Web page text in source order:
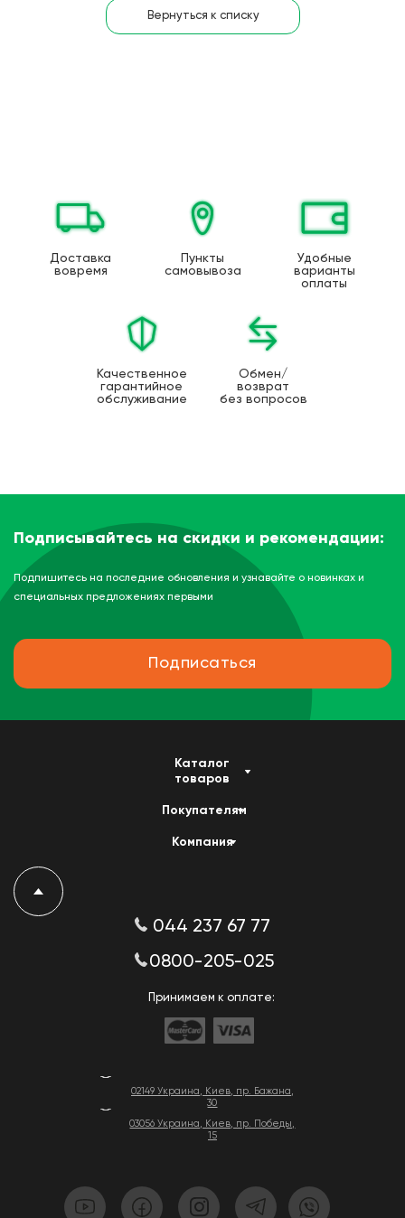
Вернуться к списку
Доставка
вовремя
Пункты
самовывоза
Удобные
варианты
оплаты
Качественное
гарантийное
обслуживание
Обмен/
возврат
без вопросов
Подписывайтесь на скидки и рекомендации:
Подпишитесь на последние обновления и узнавайте о новинках и
специальных предложениях первыми
Подписаться
02149 Украина, Киев, пр. Бажана,
30
03056 Украина, Киев, пр. Победы,
15
Каталог
товаров
Покупателям
Компания
044 237 67 77
0800-205-025
Принимаем к оплате: